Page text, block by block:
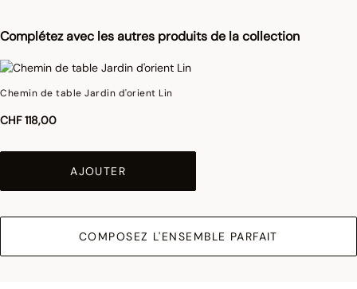
Complétez avec les autres produits de la collection
Chemin de table Jardin d'orient Lin
CHF 118,00
AJOUTER
COMPOSEZ L'ENSEMBLE PARFAIT